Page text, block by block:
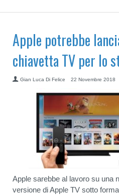
Apple potrebbe
chiavetta TV per lo
Gian Luca Di Felice 22 Novembre 2018
Apple sarebbe al lavoro su una
versione di Apple TV sotto